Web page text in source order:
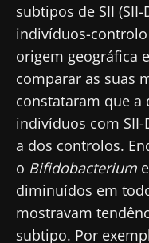
subtipos de SII (SII-
indivíduos-
origem geográfica
comparar as suas
constataram que a
indivíduos com
a dos controlos.
o Bifidobacterium
diminuídos em
mostravam
subtipo. Por